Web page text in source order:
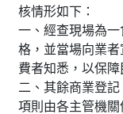
核情形如下：
一、經查現場為
格，並當場向業
費者知悉，以保障
二、其餘商業登
項則由各主管機